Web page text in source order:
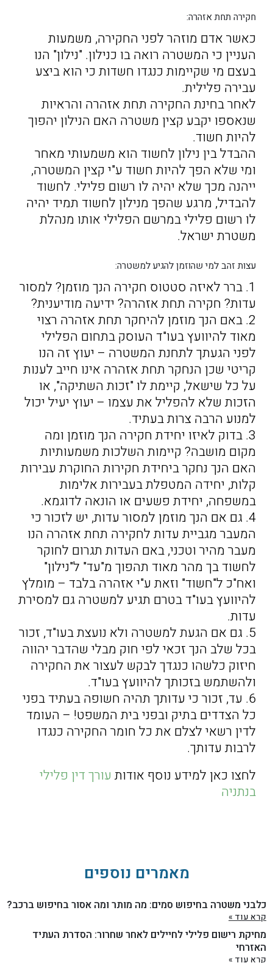
חקירה תחת אזהרה:
כאשר אדם מוזהר לפני החקירה, משמעות
העניין כי המשטרה רואה בו כנילון. "נילון" הנו
בעצם מי שקיימות כנגדו חשדות כי הוא ביצע
עבירה פלילית.
לאחר בחינת החקירה תחת אזהרה והראיות
שנאספו יקבע קצין משטרה האם הנילון יהפוך
להיות חשוד.
ההבדל בין נילון לחשוד הוא משמעותי מאחר
ומי שלא הפך להיות חשוד ע"י קצין המשטרה,
ייהנה מכך שלא יהיה לו רשום פלילי. לחשוד
להבדיל, מרגע שהפך מנילון לחשוד תמיד יהיה
לו רשום פלילי במרשם הפלילי אותו מנהלת
משטרת ישראל.
עצות זהב למי שהוזמן להגיע למשטרה:
1. ברר לאיזה סטטוס חקירה הנך מוזמן? למסור
עדות? חקירה תחת אזהרה? ידיעה מודיענית?
2. באם הנך מוזמן להיחקר תחת אזהרה רצוי
מאוד להיוועץ בעו"ד העוסק בתחום הפלילי
לפני הגעתך לתחנת המשטרה – יעוץ זה הנו
קריטי שכן הנחקר תחת אזהרה אינו חייב לענות
על כל שישאל, קיימת לו "זכות השתיקה", או
הזכות שלא להפליל את עצמו – יעוץ יעיל יכול
למנוע הרבה צרות בעתיד.
3. בדוק לאיזו יחידת חקירה הנך מוזמן ומה
מקום מושבה? קיימות השלכות משמעותיות
האם הנך נחקר ביחידת חקירות החוקרת עבירות
קלות, יחידה המטפלת בעבירות אלימות
במשפחה, יחידת פשעים או הונאה לדוגמא.
4. גם אם הנך מוזמן למסור עדות, יש לזכור כי
המעבר מגביית עדות לחקירה תחת אזהרה הנו
מעבר מהיר וטכני, באם העדות תגרום לחוקר
לחשוד בך מהר מאוד תהפוך מ"עד" ל"נילון"
ואח"כ ל"חשוד" וזאת ע"י אזהרה בלבד – מומלץ
להיוועץ בעו"ד בטרם תגיע למשטרה גם למסירת
עדות.
5. גם אם הגעת למשטרה ולא נועצת בעו"ד, זכור
בכל שלב הנך זכאי לפי חוק מבלי שהדבר יהווה
חיזוק כלשהו כנגדך לבקש לעצור את החקירה
ולהשתמש בזכותך להיוועץ בעו"ד.
6. עד, זכור כי עדותך תהיה חשופה בעתיד בפני
כל הצדדים בתיק ובפני בית המשפט! – העומד
לדין רשאי לצלם את כל חומר החקירה כנגדו
לרבות עדותך.
לחצו כאן למידע נוסף אודות עורך דין פלילי
בנתניה
מאמרים נוספים
כלבני משטרה בחיפוש סמים: מה מותר ומה אסור בחיפוש ברכב?
קרא עוד »
מחיקת רישום פלילי לחיילים לאחר שחרור: הסדרת העתיד
האזרחי
קרא עוד »